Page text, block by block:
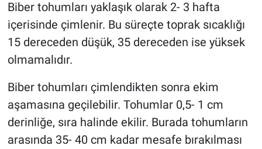
Biber tohumları yaklaşık olarak 2- 3 hafta
içerisinde çimlenir. Bu süreçte toprak sıcaklığı
15 dereceden düşük, 35 dereceden ise yüksek
olmamalıdır.
Biber tohumları çimlendikten sonra ekim
aşamasına geçilebilir. Tohumlar 0,5- 1 cm
derinliğe, sıra halinde ekilir. Burada tohumların
arasında 35- 40 cm kadar mesafe bırakılması